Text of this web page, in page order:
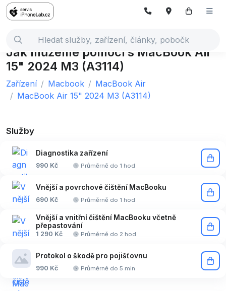
Jak můžeme pomoci s MacBook Air
15" 2024 M3 (A3114)
Zařízení Macbook
MacBook Air
MacBook Air 15" 2024 M3 (A3114)
Služby
Diagnostika zařízení
990 Kč Průměrně do 1 hod
Vnější a povrchové čištění MacBooku
690 Kč Průměrně do 1 hod
Vnější a vnitřní čištění MacBooku včetně
přepastování
1 290 Kč Průměrně do 2 hod
Protokol o škodě pro pojišťovnu
990 Kč Průměrně do 5 min